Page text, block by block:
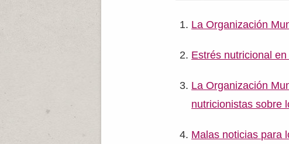
La Organización
Estrés nutricional
La Organización
nutricionistas sobre
Malas noticias para